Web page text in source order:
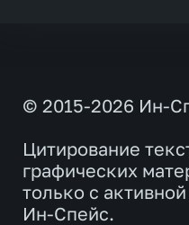
© 2015-2026 Ин-
Цитирование
графических
только с
Ин-Спейс.